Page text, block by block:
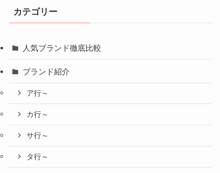
カテゴリー
人気ブランド徹底比較
ブランド紹介
ア行～
カ行～
サ行～
タ行～